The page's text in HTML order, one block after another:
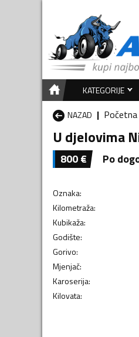
KATEGORIJE
NAZAD
Početna
U djelovima
800€ Po
Oznaka:
Kilometraža:
Kubikaža:
Godište:
Gorivo:
Mjenjač:
Karoserija:
Kilovata: